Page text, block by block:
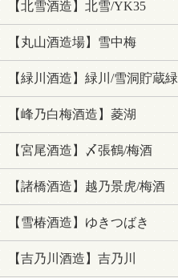
【北雪酒造】北雪/YK35
【丸山酒造場】雪中梅
【緑川酒造】緑川/雪洞貯蔵緑
【峰乃白梅酒造】菱湖
【宮尾酒造】〆張鶴/梅酒
【諸橋酒造】越乃景虎/梅酒
【雪椿酒造】ゆきつばき
【吉乃川酒造】吉乃川